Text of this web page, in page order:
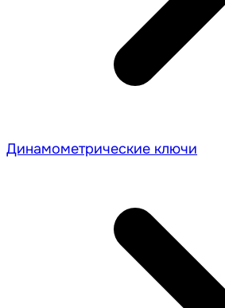
Динамометрические ключи